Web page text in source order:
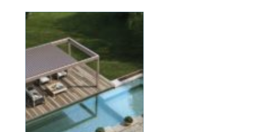
skapa trivsel...